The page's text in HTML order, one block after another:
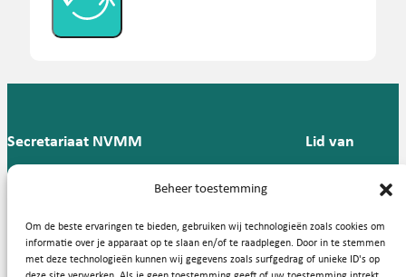
Beheer toestemming
Om de beste ervaringen te bieden, gebruiken wij technologieën zoals cookies om
informatie over je apparaat op te slaan en/of te raadplegen. Door in te stemmen
met deze technologieën kunnen wij gegevens zoals surfgedrag of unieke ID's op
Secretariaat NVMM
Groningen
T: 088 -
57
Lid van